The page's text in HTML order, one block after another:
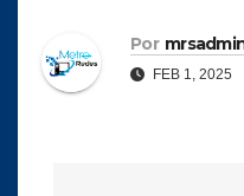
Por
FEB 1, 2025